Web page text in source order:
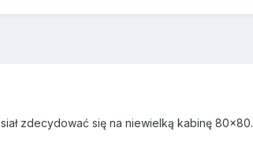
zdecydować się na niewielką kabinę 80x80.